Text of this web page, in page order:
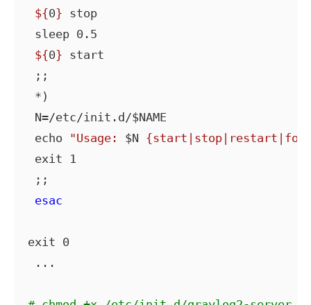
${0} stop
sleep 0.5
${0} start
;;
*)
N=/etc/init.d/$NAME
echo "Usage: $N
exit 1
;;
esac
exit 0
...